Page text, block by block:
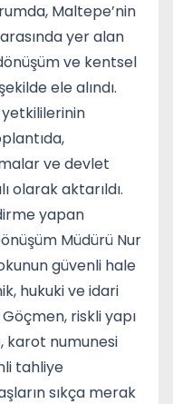
Maltepe’nin
yer alan
ve kentsel
ele alındı.
ve devlet
olarak aktarıldı.
yapan
Müdürü Nur
güvenli hale
hukuki ve idari
riskli yapı
karot numunesi
tahliye
sıkça merak